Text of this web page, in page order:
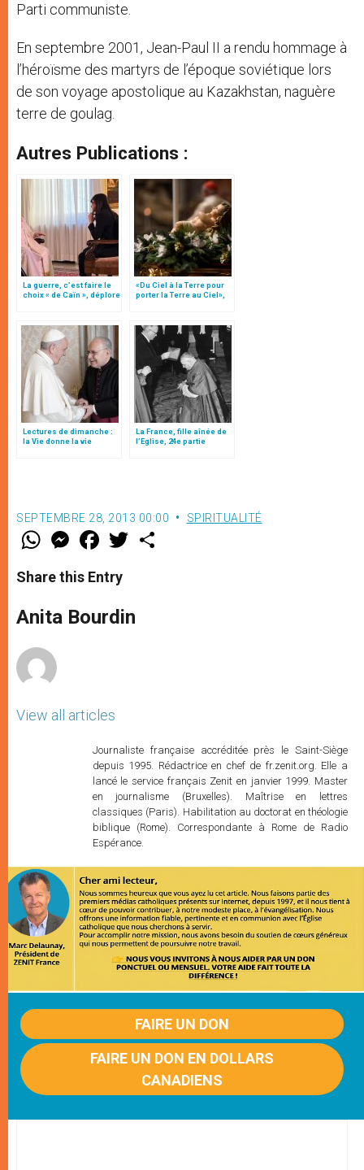
Parti communiste.
En septembre 2001, Jean-Paul II a rendu hommage à
l’héroïsme des martyrs de l’époque soviétique lors
de son voyage apostolique au Kazakhstan, naguère
terre de goulag.
Autres Publications :
La guerre, c’est faire le
choix « de Caïn », déplore
«Du Ciel à la Terre pour
porter la Terre au Ciel»,
Lectures de dimanche :
la Vie donne la vie
La France, fille aînée de
l’Eglise, 24e partie
SEPTEMBRE 28, 2013 00:00 SPIRITUALITÉ
W
t
s
p
p
M
e
s
e
g
e
F
a
e
b
o
k
w
r
Share this Entry
Anita Bourdin
View all articles
Journaliste française accréditée près le Saint-Siège
depuis 1995. Rédactrice en chef de fr.zenit.org. Elle a
lancé le service français Zenit en janvier 1999. Master
en journalisme (Bruxelles). Maîtrise en lettres
classiques (Paris). Habilitation au doctorat en théologie
biblique (Rome). Correspondante à Rome de Radio
Espérance.
FAIRE UN DON
FAIRE UN DON EN DOLLARS
CANADIENS